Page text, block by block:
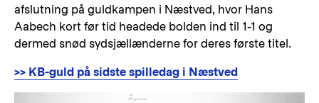
afslutning på guldkampen i Næstved, hvor Hans
Aabech kort før tid headede bolden ind til 1-1 og
dermed snød sydsjællænderne for deres første titel.
>> KB-guld på sidste spilledag i Næstved